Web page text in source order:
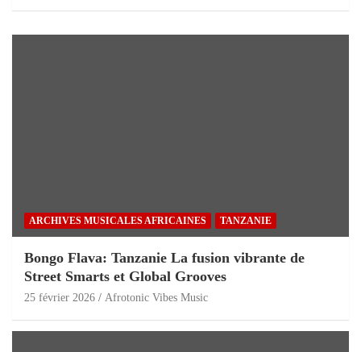
ARCHIVES MUSICALES AFRICAINES TANZANIE
Bongo Flava: Tanzanie La fusion vibrante de
Street Smarts et Global Grooves
25 février 2026 Afrotonic Vibes Music